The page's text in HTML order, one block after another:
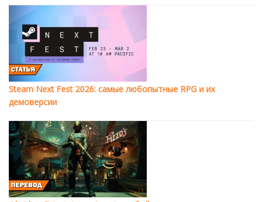
Steam Next Fest 2026: самые любопытные RPG и их
демоверсии